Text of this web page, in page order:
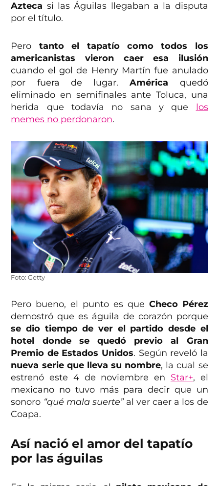
Azteca si las Águilas llegaban a la disputa
por el título.
Pero tanto el tapatío como todos los
americanistas vieron caer esa ilusión
cuando el gol de Henry Martín fue anulado
por fuera de lugar.América quedó
eliminado en semifinales ante Toluca, una
herida que todavía no sana y que los
memes no perdonaron.
Foto: Getty
Pero bueno, el punto es que Checo Pérez
demostró que es águila de corazón porque
se dio tiempo de ver el partido desde el
hotel donde se quedó previo al Gran
Premio de Estados Unidos. Según reveló la
nueva serie que lleva su nombre, la cual se
estrenó este 4 de noviembre en Star+, el
mexicano no tuvo más para decir que un
sonoro “qué mala suerte” al ver caer a los de
Coapa.
Así nació el amor del tapatío
por las águilas